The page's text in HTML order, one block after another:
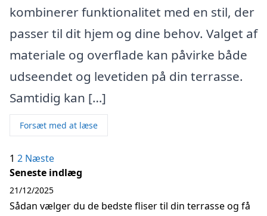
kombinerer funktionalitet med en stil, der
passer til dit hjem og dine behov. Valget af
materiale og overflade kan påvirke både
udseendet og levetiden på din terrasse.
Samtidig kan […]
Forsæt med at læse
Indlægsinddeling
1 2 Næste
Seneste indlæg
Sådan vælger du de bedste fliser til din terrasse og få
21/12/2025